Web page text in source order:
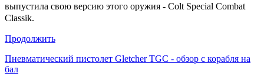
выпустила свою версию этого оружия - Colt Special Combat
Classik.
Продолжить
Пневматический пистолет Gletcher TGC - обзор с корабля на
бал